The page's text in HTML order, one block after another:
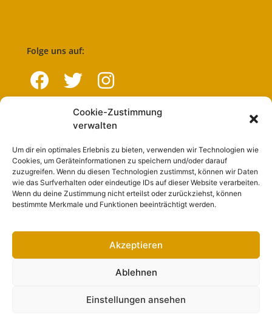
Cookie-Zustimmung
verwalten
Um dir ein optimales Erlebnis zu bieten, verwenden wir Technologien wie
Cookies, um Geräteinformationen zu speichern und/oder darauf
zuzugreifen. Wenn du diesen Technologien zustimmst, können wir Daten
wie das Surfverhalten oder eindeutige IDs auf dieser Website verarbeiten.
Wenn du deine Zustimmung nicht erteilst oder zurückziehst, können
bestimmte Merkmale und Funktionen beeinträchtigt werden.
Akzeptieren
Ablehnen
Einstellungen ansehen
Folge uns auf:
Navigation
Start
Nutzungsbedingungen
Abo
Kontakt